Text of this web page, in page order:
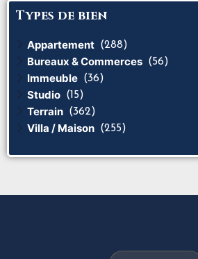
Types de bien
Appartement (288)
Bureaux & Commerces (56)
Immeuble (36)
Studio (15)
Terrain (362)
Villa / Maison (255)